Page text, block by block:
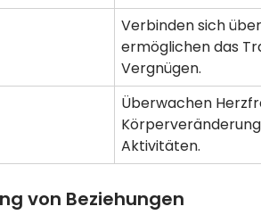
Verbinden sich
ermöglichen das
Vergnügen.
Überwachen
Aktivitäten.
von Beziehungen